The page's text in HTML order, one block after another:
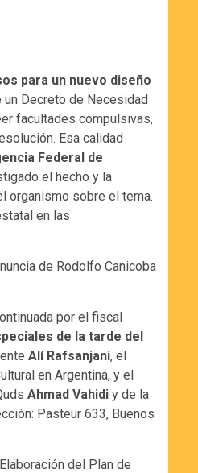
para un nuevo diseño
Decreto de Necesidad
facultades compulsivas,
Esa calidad
Federal de
el hecho y la
organismo sobre el tema.
en las
de Rodolfo Canicoba
por el fiscal
de la tarde del
Alí Rafsanjani, el
en Argentina, y el
Ahmad Vahidi y de la
Pasteur 633, Buenos
del Plan de